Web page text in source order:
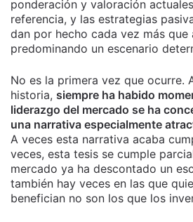
ponderación y valoración
referencia, y las estrategias
dan por hecho cada vez más que
predominando un escenario
No es la primera vez que ocurre.
historia, siempre ha habido
liderazgo del mercado se ha
una narrativa especialmente
A veces esta narrativa acaba
veces, esta tesis se cumple
mercado ya ha descontado un
también hay veces en las que
benefician no son los que los